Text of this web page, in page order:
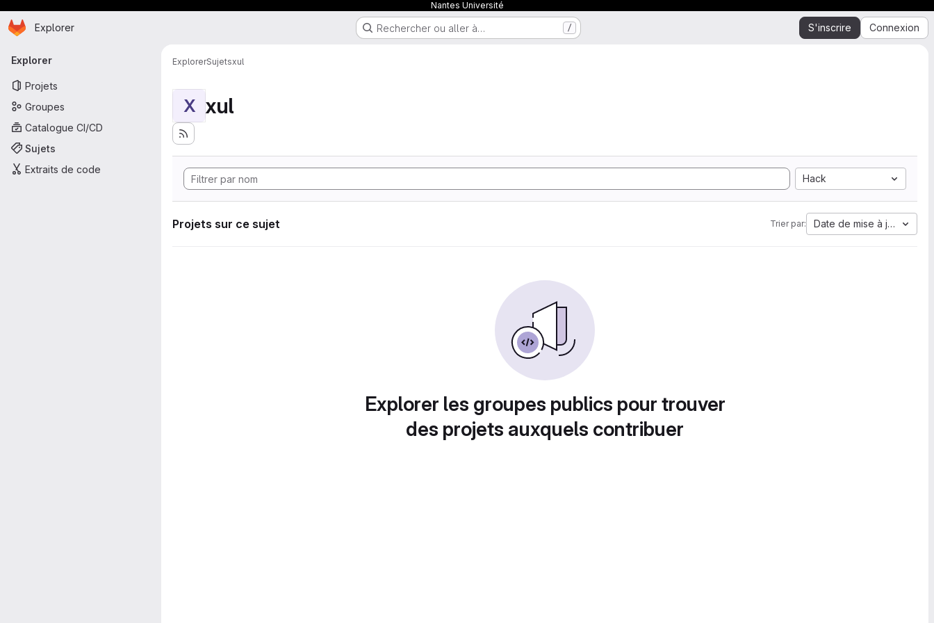
Nantes Université
Passer au contenu principal
Page d'accueil
Explorer Rechercher ou aller à… / S'inscrire Connexion
Navigation principale
Explorer
Projets
Groupes
Catalogue CI/CD
Sujets
Extraits de code
ExplorerSujetsxul
X xul
Hack
Projets sur ce sujet Trier par: Date de mise à jour
Explorer les groupes publics pour trouver
des projets auxquels contribuer